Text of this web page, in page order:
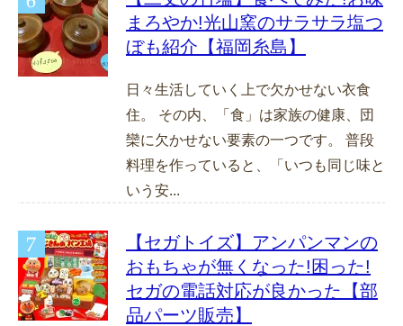
まろやか!光山窯のサラサラ塩つ
ぼも紹介【福岡糸島】
日々生活していく上で欠かせない衣食
住。 その内、「食」は家族の健康、団
欒に欠かせない要素の一つです。 普段
料理を作っていると、「いつも同じ味と
いう安...
【セガトイズ】アンパンマンの
おもちゃが無くなった!困った!
セガの電話対応が良かった【部
品パーツ販売】